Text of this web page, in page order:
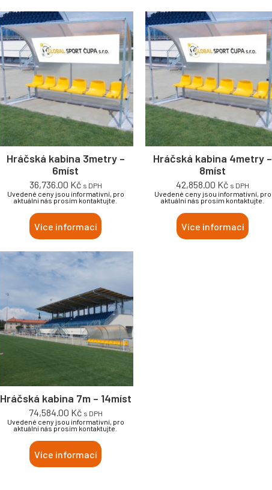
Hráčská kabina 3metry –
6míst
36,736.00 Kč s DPH
Uvedené ceny jsou informativní, pro
aktuální nás prosím kontaktujte.
Více informací
Hráčská kabina 4metry –
8míst
42,858.00 Kč s DPH
Uvedené ceny jsou informativní, pro
aktuální nás prosím kontaktujte.
Více informací
Hráčská kabina 7m – 14míst
74,584.00 Kč s DPH
Uvedené ceny jsou informativní, pro
aktuální nás prosím kontaktujte.
Více informací